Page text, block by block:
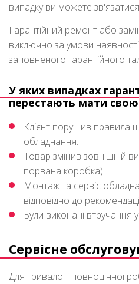
випадку ви можете
Гарантійний ремонт або
виключно за умови
заповненого гарантійного
У яких випадках
перестають мати свою
Клієнт порушив правила
обладнання.
Товар змінив зовнішній
порвана коробка).
Монтаж та сервіс
відповідно до
Були виконані втручання
Сервісне
Для тривалої і повноцінної